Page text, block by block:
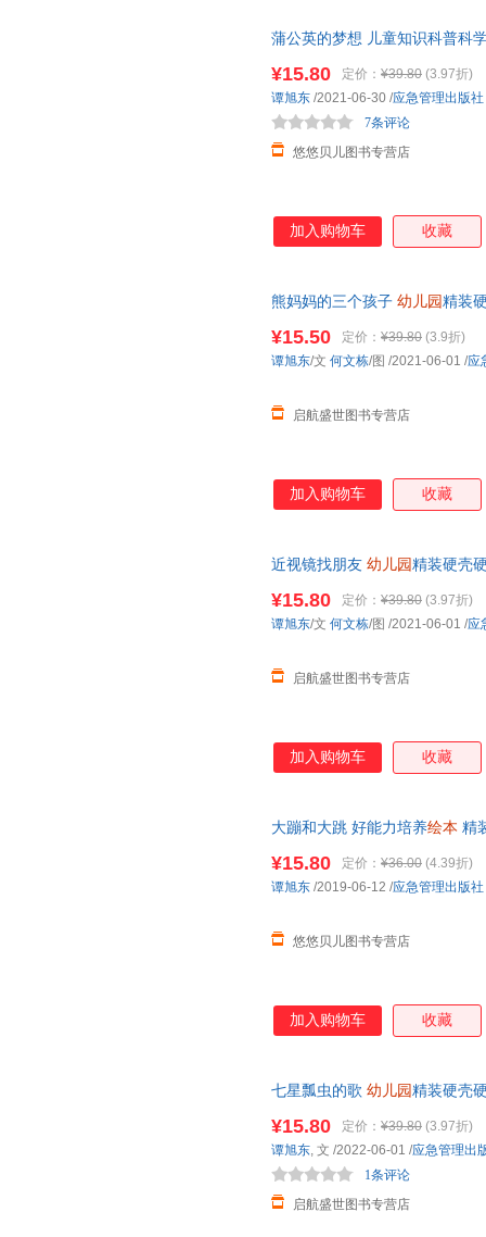
蒲公英的梦想 儿童知识科普科
¥15.80 定价： ¥39.80 (3.97折)
悠悠贝儿图书专营店
7条评论
谭旭东 /2021-06-30 /应急管理出版社
加入购物车 收藏
熊妈妈的三个孩子 幼儿园 精装
¥15.50 定价： ¥39.80 (3.9折)
启航盛世图书专营店
谭旭东/文 何文栋/图 /2021-06-01 /应
加入购物车 收藏
近视镜找朋友 幼儿园 精装硬壳
¥15.80 定价： ¥39.80 (3.97折)
启航盛世图书专营店
谭旭东/文 何文栋/图 /2021-06-01 /应
加入购物车 收藏
大蹦和大跳 好能力培养绘本 精
¥15.80 定价： ¥36.00 (4.39折)
悠悠贝儿图书专营店
谭旭东 /2019-06-12 /应急管理出版社
加入购物车 收藏
七星瓢虫的歌 幼儿园 精装硬壳
¥15.80 定价： ¥39.80 (3.97折)
启航盛世图书专营店
1条评论
谭旭东, 文 /2022-06-01 /应急管理出